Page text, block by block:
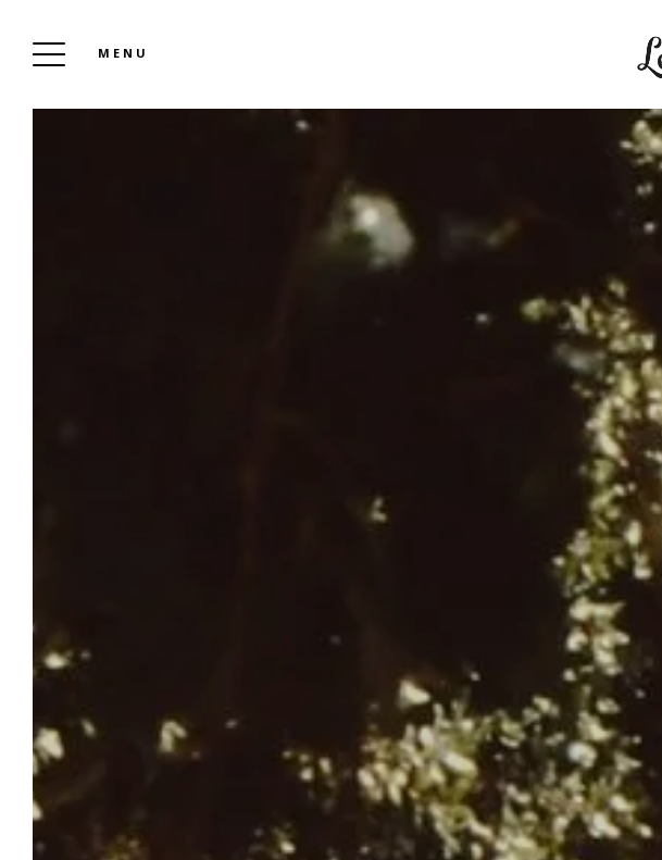
MENU
PRESENTATIE
ONZE DIENSTEN
Reserveren
Kom met familie, vrienden of als koppel
tussen de authentieke Provence en de Côte
d'Azur genieten van de bevoorrechte
locatie, 4-sterrenservice, comfortabele